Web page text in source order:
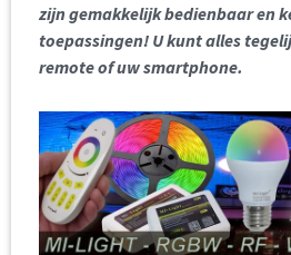
zijn gemakkelijk bedienbaar en
toepassingen! U kunt alles
remote of uw smartphone.